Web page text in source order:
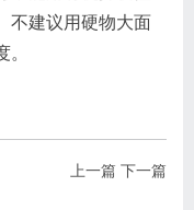
不建议用硬物大面
上一篇 下一篇